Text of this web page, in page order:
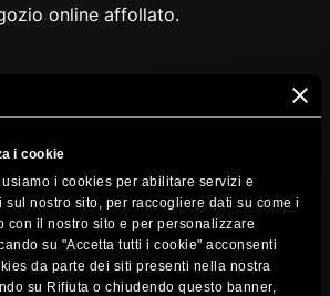
i cookie
i cookies per abilitare servizi e
nostro sito, per raccogliere dati su come i
con il nostro sito e per personalizzare
su "Accetta tutti i cookie" acconsenti
da parte dei siti presenti nella nostra
su Rifiuta o chiudendo questo banner,
online affollato.
WordPress
Optimizer ottimizza al
aggiungendo un ulteriore
della velocità a livello di